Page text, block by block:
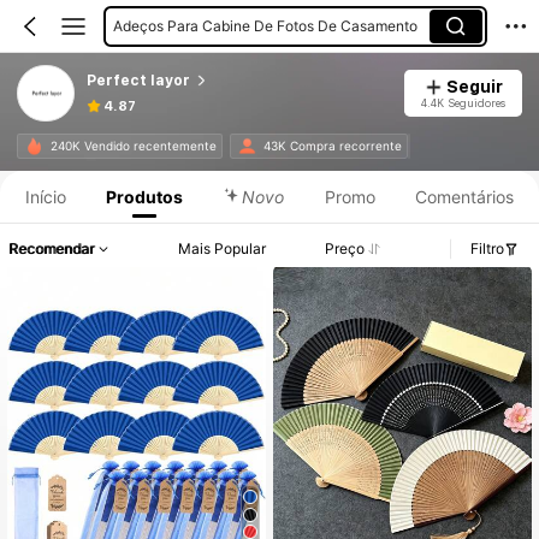
Adeços Para Cabine De Fotos De Casamento
Rolo De Massa
Perfect layor
4.87
Seguir
4.4K Seguidores
240K Vendido recentemente 43K Compra recorrente
Início Produtos Novo Promo Comentários
Recomendar Mais Popular Preço Filtro